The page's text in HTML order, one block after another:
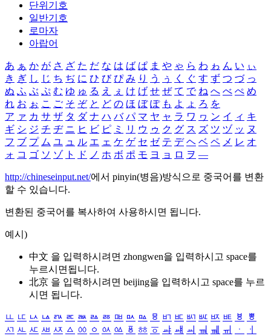
단위기호
일반기호
로마자
아랍어
あ ぁ か が さ ざ た だ な は ば ぱ ま や ゃ ら わ ゎ ん い ぃ
き ぎ し じ ち ぢ に ひ び ぴ み り う ぅ く ぐ す ず つ づ っ
ぬ ふ ぶ ぷ む ゆ ゅ る え ぇ け げ せ ぜ て で ね へ べ ぺ め
れ お ぉ こ ご そ ぞ と ど の ほ ぼ ぽ も よ ょ ろ を
ア ァ カ サ ザ タ ダ ナ ハ バ パ マ ヤ ャ ラ ワ ヮ ン イ ィ キ
ギ シ ジ チ ヂ ニ ヒ ビ ピ ミ リ ウ ゥ ク グ ス ズ ツ ヅ ッ ヌ
フ ブ プ ム ユ ュ ル エ ェ ケ ゲ セ ゼ テ デ ヘ ベ ペ メ レ オ
ォ コ ゴ ソ ゾ ト ド ノ ホ ボ ポ モ ヨ ョ ロ ヲ ―
http://chineseinput.net/에서 pinyin(병음)방식으로 중국어를 변환
할 수 있습니다.
변환된 중국어를 복사하여 사용하시면 됩니다.
예시)
中文 을 입력하시려면 zhongwen을 입력하시고 space를
누르시면됩니다.
北京 을 입력하시려면 beijing을 입력하시고 space를 누르
시면 됩니다.
ㅥ ㅦ ㅧ ㅨ ㅩ ㅪ ㅫ ㅬ ㅭ ㅮ ㅯ ㅰ ㅱ ㅲ ㅳ ㅴ ㅵ ㅶ ㅷ ㅸ
ㅹ
ㅺ ㅻ ㅼ ㅽ ㅾ ㅿ ㆀ ㆁ ㆂ ㆃ ㆄ ㆅ ㆆ ㆇ ㆈ ㆉ ㆊ ㆋ ㆌ ㆍ
ㆎ